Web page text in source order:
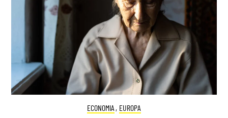
ECONOMIA , EUROPA